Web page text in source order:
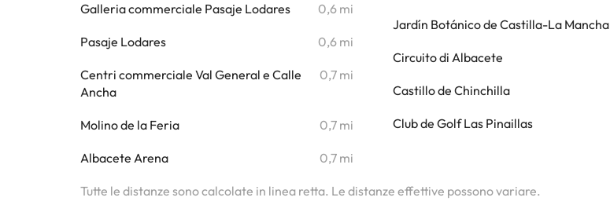
Galleria commerciale Pasaje Lodares 0,6 mi
Pasaje Lodares 0,6 mi
Centri commerciale Val General e Calle
Ancha
0,7 mi
Molino de la Feria 0,7 mi
Albacete Arena 0,7 mi
Jardín Botánico de Castilla-La Mancha
Circuito di Albacete
Castillo de Chinchilla
Club de Golf Las Pinaillas
Tutte le distanze sono calcolate in linea retta. Le distanze effettive possono variare.